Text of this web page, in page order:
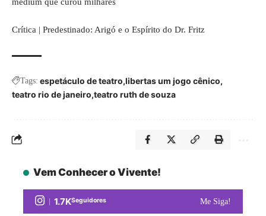
Crítica | Predestinado: Arigó e o Espírito do Dr. Fritz
Tags: espetáculo de teatro libertas um jogo cênico
teatro rio de janeiro teatro ruth de souza
Vem Conhecer o Vivente!
1.7KSeguidores Me Siga!